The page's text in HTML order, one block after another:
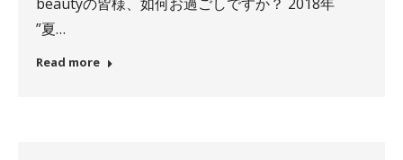
”夏…
Read more